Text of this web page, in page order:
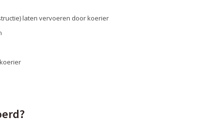
laten vervoeren door koerier